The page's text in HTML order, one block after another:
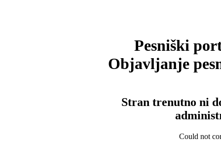
Pesniški
Objavljanje
Stran trenutno ni
Could not